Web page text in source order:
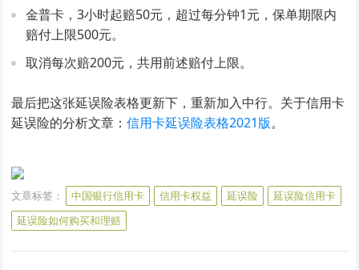
金普卡，3小时起赔50元，超过每分钟1元，保单期限内
赔付上限500元。
取消每次赔200元，共用前述赔付上限。
最后把这张延误险表格更新下，重新加入中行。关于信用卡
延误险的分析文章：信用卡延误险表格2021版。
文章标签： 中国银行信用卡 信用卡权益 延误险
延误险信用卡
延误险如何购买和理赔